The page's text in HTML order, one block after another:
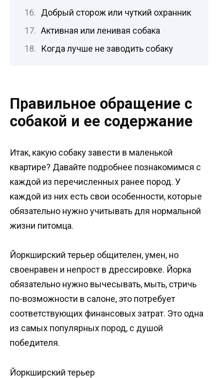
Добрый сторож или чуткий охранник
Активная или ленивая собака
Когда лучше не заводить собаку
Правильное обращение с
собакой и ее содержание
Итак, какую собаку завести в маленькой
квартире? Давайте подробнее познакомимся с
каждой из перечисленных ранее пород. У
каждой из них есть свои особенности, которые
обязательно нужно учитывать для нормальной
жизни питомца.
Йоркширский терьер общителен, умен, но
своенравен и непрост в дрессировке. Йорка
обязательно нужно вычесывать, мыть, стричь
по-возможности в салоне, это потребует
соответствующих финансовых затрат. Это одна
из самых популярных пород, с душой
победителя.
Йоркширский терьер